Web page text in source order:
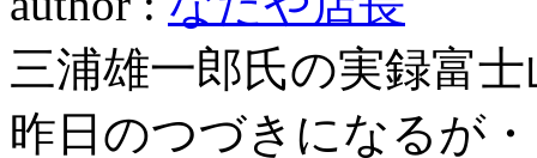
三浦雄一郎氏の実録富
昨日のつづきになるが